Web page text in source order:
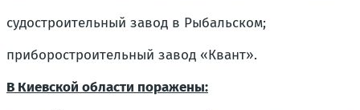
судостроительный завод в Рыбальском;
приборостроительный завод «Квант».
В Киевской области поражены: